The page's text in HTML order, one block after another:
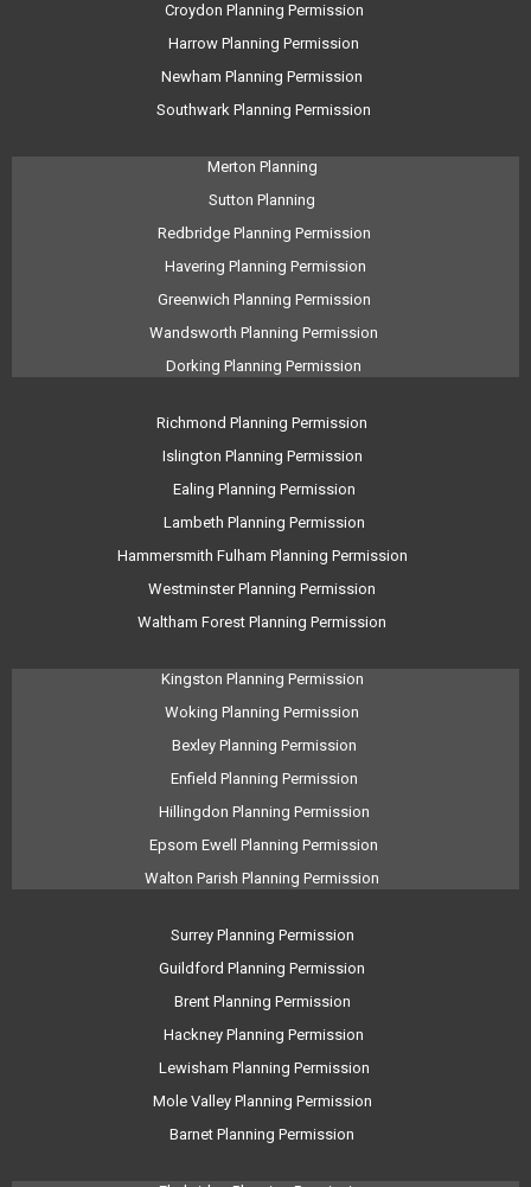
Croydon Planning Permission
Harrow Planning Permission
Newham Planning Permission
Southwark Planning Permission
Merton Planning
Sutton Planning
Redbridge Planning Permission
Havering Planning Permission
Greenwich Planning Permission
Wandsworth Planning Permission
Dorking Planning Permission
Richmond Planning Permission
Islington Planning Permission
Ealing Planning Permission
Lambeth Planning Permission
Hammersmith Fulham Planning Permission
Westminster Planning Permission
Waltham Forest Planning Permission
Kingston Planning Permission
Woking Planning Permission
Bexley Planning Permission
Enfield Planning Permission
Hillingdon Planning Permission
Epsom Ewell Planning Permission
Walton Parish Planning Permission
Surrey Planning Permission
Guildford Planning Permission
Brent Planning Permission
Hackney Planning Permission
Lewisham Planning Permission
Mole Valley Planning Permission
Barnet Planning Permission